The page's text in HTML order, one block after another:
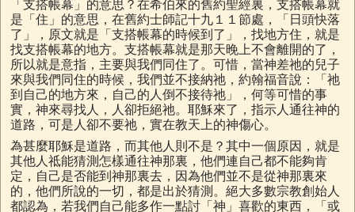
「支搭帳幕」的意思？在希伯來的舊約聖經裏，支搭帳幕就
是「住」的意思，在舊約士師記十九１１節處，「日頭快落
了」，原文就是「支搭帳幕的時候到了」，找地方住，就是
找支搭帳幕的地方。支搭帳幕就是那天晚上不會離開的了，
所以就是意指，主要與我們同住了。可惜，當神差祂的兒子
來與我們同住的時候，我們並不接納祂，約翰福音說：「祂
到自己的地方來，自己的人倒不接待祂」，何等可惜的事
實，神來尋找人，人卻拒絕祂。耶穌來了，指示人通往神的
道路，可是人卻不要祂，實在教天上的神傷心。
為甚麼耶穌是道路，而其他人則不是？其中一個原因，就是
其他人祗能猜測怎樣通往神那裏，他們連自己都不能夠肯
定，自己是否能到神那裏去，因為他們並不是從神那裏來
的，他們所說的一切，都是出於猜測。絕大多數宗教創始人
都認為，若我們自己能多作一點討「神」喜歡的東西，「或